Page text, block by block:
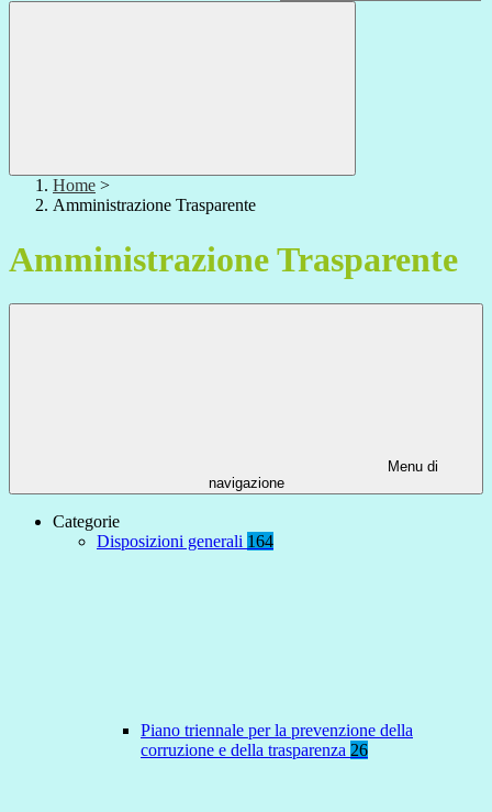
Home >
Amministrazione Trasparente
Amministrazione Trasparente
Menu di
navigazione
Categorie
Disposizioni generali 164
Piano triennale per la prevenzione della
corruzione e della trasparenza 26